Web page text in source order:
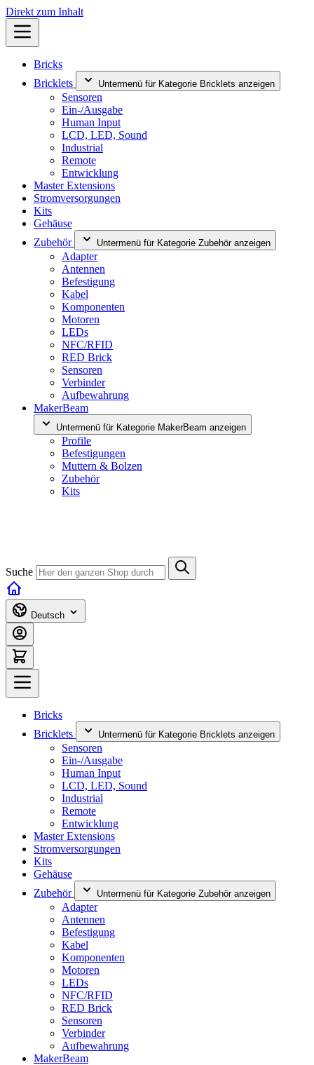
Direkt zum Inhalt
Bricks
Bricklets
Untermenü für Kategorie Bricklets anzeigen
Sensoren
Ein-/Ausgabe
Human Input
LCD, LED, Sound
Industrial
Remote
Entwicklung
Master Extensions
Stromversorgungen
Kits
Gehäuse
Zubehör
Untermenü für Kategorie Zubehör anzeigen
Adapter
Antennen
Befestigung
Kabel
Komponenten
Motoren
LEDs
NFC/RFID
RED Brick
Sensoren
Verbinder
Aufbewahrung
MakerBeam
Untermenü für Kategorie MakerBeam anzeigen
Profile
Befestigungen
Muttern & Bolzen
Zubehör
Kits
Suche
Deutsch
Bricks
Bricklets
Untermenü für Kategorie Bricklets anzeigen
Sensoren
Ein-/Ausgabe
Human Input
LCD, LED, Sound
Industrial
Remote
Entwicklung
Master Extensions
Stromversorgungen
Kits
Gehäuse
Zubehör
Untermenü für Kategorie Zubehör anzeigen
Adapter
Antennen
Befestigung
Kabel
Komponenten
Motoren
LEDs
NFC/RFID
RED Brick
Sensoren
Verbinder
Aufbewahrung
MakerBeam